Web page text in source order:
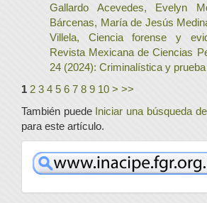
Gallardo Acevedes, Evelyn
Bárcenas, María de Jesús
Villela, Ciencia forense y
Revista Mexicana de Ciencias
24 (2024): Criminalística y
1 2 3 4 5 6 7 8 9 10 > >>
También puede Iniciar una búsqueda
para este artículo.
www